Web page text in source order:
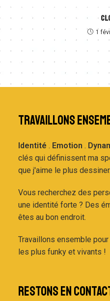
1
TRAVAILLONS
Identité. Emotion .
clés qui définissent ma
que j'aime le plus dessiner.
Vous recherchez des
une identité forte ? Des
êtes au bon endroit.
Travaillons ensemble
les plus funky et vivants !
RESTONS EN